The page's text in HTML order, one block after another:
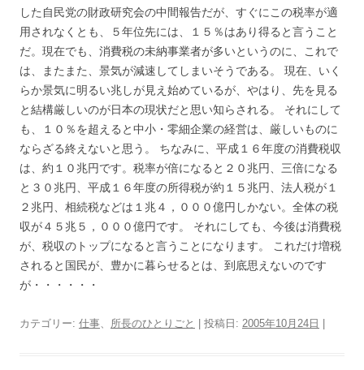
した自民党の財政研究会の中間報告だが、すぐにこの税率が適
用されなくとも、５年位先には、１５％はあり得ると言うこと
だ。現在でも、消費税の未納事業者が多いというのに、これで
は、またまた、景気が減速してしまいそうである。 現在、いく
らか景気に明るい兆しが見え始めているが、やはり、先を見る
と結構厳しいのが日本の現状だと思い知らされる。 それにして
も、１０％を超えると中小・零細企業の経営は、厳しいものに
ならざる終えないと思う。 ちなみに、平成１６年度の消費税収
は、約１０兆円です。税率が倍になると２０兆円、三倍になる
と３０兆円、平成１６年度の所得税が約１５兆円、法人税が１
２兆円、相続税などは１兆４，０００億円しかない。全体の税
収が４５兆５，０００億円です。 それにしても、今後は消費税
が、税収のトップになると言うことになります。 これだけ増税
されると国民が、豊かに暮らせるとは、到底思えないのです
が・・・・・・
カテゴリー: 仕事、 所長のひとりごと | 投稿日: 2005年10月24日